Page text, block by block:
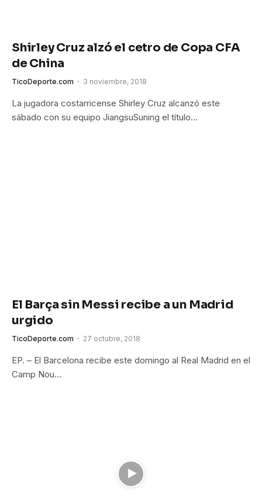
Shirley Cruz alzó el cetro de Copa CFA
de China
TicoDeporte.com 3 noviembre, 2018
La jugadora costarricense Shirley Cruz alcanzó este
sábado con su equipo JiangsuSuning el título…
El Barça sin Messi recibe a un Madrid
urgido
TicoDeporte.com 27 octubre, 2018
EP. – El Barcelona recibe este domingo al Real Madrid en el
Camp Nou…